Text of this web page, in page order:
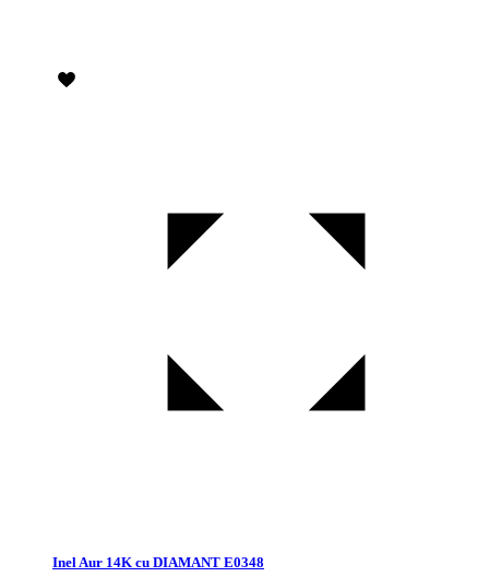
Inel Aur 14K cu DIAMANT E0348